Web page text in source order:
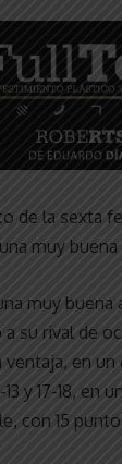
de la sexta
muy
muy
a su rival de
ventaja, en
13 y 17-18,
con 15